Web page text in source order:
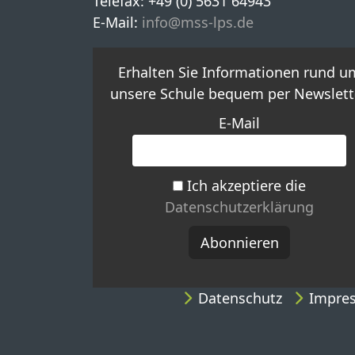
E-Mail: info@mss-lps.de
Erhalten Sie Informationen rund
unsere Schule bequem per
E-Mail
Ich akzeptiere die
Datenschutzerklärung
Datenschutz